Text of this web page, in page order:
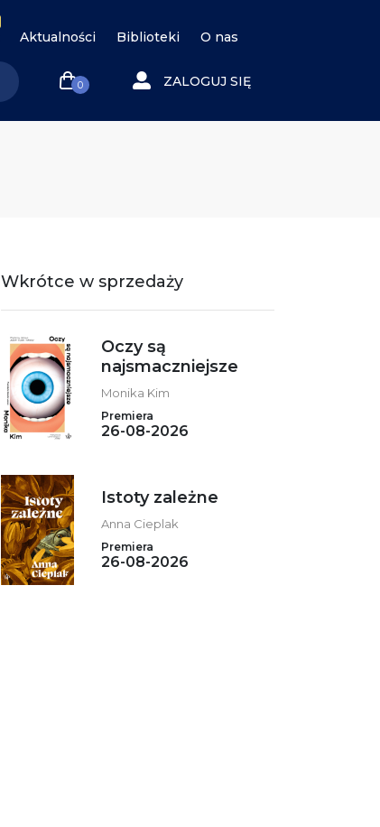
Aktualności Biblioteki O nas
0 ZALOGUJ SIĘ
Wkrótce w sprzedaży
Oczy są
najsmaczniejsze
Monika Kim
Premiera
26-08-2026
Istoty zależne
Anna Cieplak
Premiera
26-08-2026